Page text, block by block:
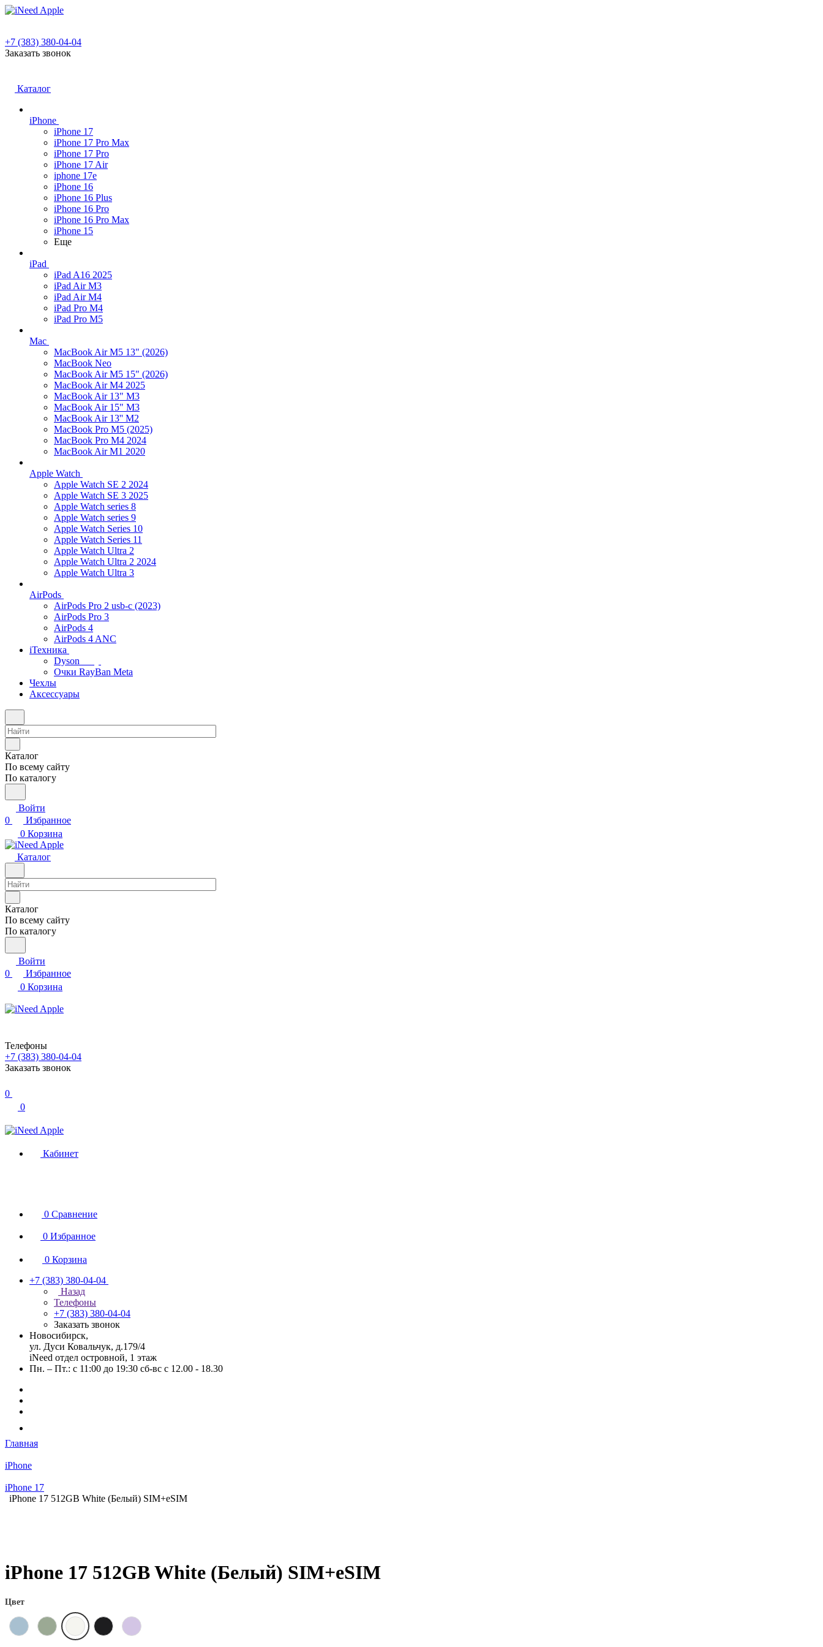
+7 (383) 380-04-04
Заказать звонок
Каталог
iPhone
iPhone 17
iPhone 17 Pro Max
iPhone 17 Pro
iPhone 17 Air
iphone 17e
iPhone 16
iPhone 16 Plus
iPhone 16 Pro
iPhone 16 Pro Max
iPhone 15
Еще
iPad
iPad A16 2025
iPad Air M3
iPad Air M4
iPad Pro M4
iPad Pro M5
Mac
MacBook Air M5 13" (2026)
MacBook Neo
MacBook Air M5 15" (2026)
MacBook Air M4 2025
MacBook Air 13" M3
MacBook Air 15" M3
MacBook Air 13'' M2
MacBook Pro M5 (2025)
MacBook Pro M4 2024
MacBook Air M1 2020
Apple Watch
Apple Watch SE 2 2024
Apple Watch SE 3 2025
Apple Watch series 8
Apple Watch series 9
Apple Watch Series 10
Apple Watch Series 11
Apple Watch Ultra 2
Apple Watch Ultra 2 2024
Apple Watch Ultra 3
AirPods
AirPods Pro 2 usb-c (2023)
AirPods Pro 3
AirPods 4
AirPods 4 ANC
iТехника
Dyson
Очки RayBan Meta
Чехлы
Аксессуары
Каталог
По всему сайту
По каталогу
Войти
0
Избранное
0 Корзина
Каталог
Каталог
По всему сайту
По каталогу
Войти
0
Избранное
0 Корзина
Телефоны
+7 (383) 380-04-04
Заказать звонок
0
0
Кабинет
0 Сравнение
0 Избранное
0 Корзина
+7 (383) 380-04-04
Назад
Телефоны
+7 (383) 380-04-04
Заказать звонок
Новосибирск,
ул. Дуси Ковальчук, д.179/4
iNeed отдел островной, 1 этаж
Пн. – Пт.: с 11:00 до 19:30 сб-вс с 12.00 - 18.30
Главная
iPhone
iPhone 17
iPhone 17 512GB White (Белый) SIM+eSIM
iPhone 17 512GB White (Белый) SIM+eSIM
Цвет